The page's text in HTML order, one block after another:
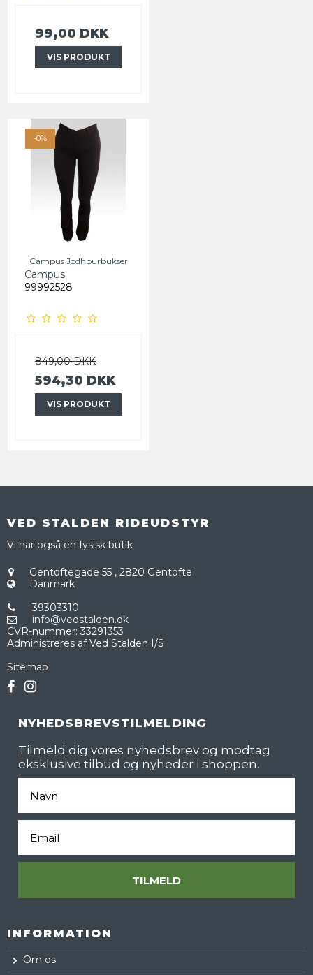
99,00 DKK
VIS PRODUKT
-0%
Campus Jodhpurbukser
Campus
99992528
849,00 DKK
594,30 DKK
VIS PRODUKT
VED STALDEN RIDEUDSTYR
Vi har også en fysisk butik
Gentoftegade 55 , 2820 Gentofte
Danmark
39303310
info@vedstalden.dk
CVR-nummer: 33291353
Administreres af Ved Stalden I/S
Sitemap
NYHEDSBREVSTILMELDING
Tilmeld dig vores nyhedsbrev og modtag
eksklusive tilbud og nyheder i shoppen.
TILMELD
INFORMATION
Om os